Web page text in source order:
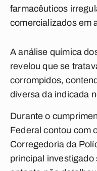
farmacêuticos
comercializados em
A análise química
revelou que se
corrompidos,
diversa da indicada
Durante o
Federal contou com
Corregedoria da
principal investigado